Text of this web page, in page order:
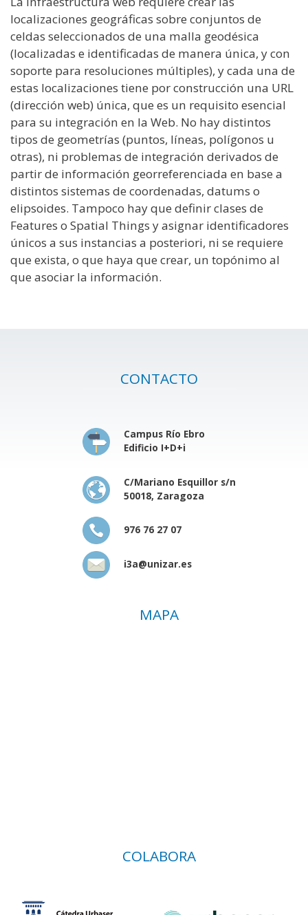
localizaciones geográficas sobre conjuntos de
celdas seleccionados de una malla geodésica
(localizadas e identificadas de manera única, y con
soporte para resoluciones múltiples), y cada una de
estas localizaciones tiene por construcción una URL
(dirección web) única, que es un requisito esencial
para su integración en la Web. No hay distintos
tipos de geometrías (puntos, líneas, polígonos u
otras), ni problemas de integración derivados de
partir de información georreferenciada en base a
distintos sistemas de coordenadas, datums o
elipsoides. Tampoco hay que definir clases de
Features o Spatial Things y asignar identificadores
únicos a sus instancias a posteriori, ni se requiere
que exista, o que haya que crear, un topónimo al
que asociar la información.
CONTACTO
Campus Río Ebro
Edificio I+D+i
C/Mariano Esquillor s/n
50018, Zaragoza
976 76 27 07
i3a@unizar.es
MAPA
COLABORA